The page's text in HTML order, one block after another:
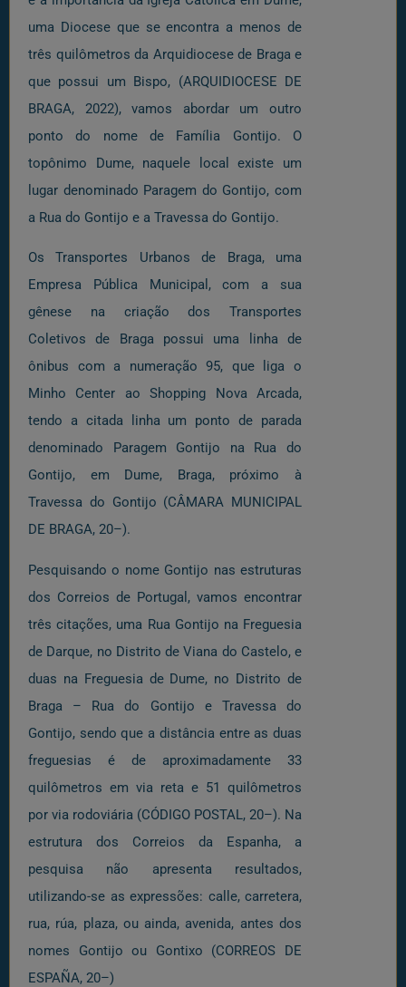
uma Diocese que se encontra a menos de
três quilômetros da Arquidiocese de Braga e
que possui um Bispo, (ARQUIDIOCESE DE
BRAGA, 2022), vamos abordar um outro
ponto do nome de Família Gontijo. O
topônimo Dume, naquele local existe um
lugar denominado Paragem do Gontijo, com
a Rua do Gontijo e a Travessa do Gontijo.
Os Transportes Urbanos de Braga, uma
Empresa Pública Municipal, com a sua
gênese na criação dos Transportes
Coletivos de Braga possui uma linha de
ônibus com a numeração 95, que liga o
Minho Center ao Shopping Nova Arcada,
tendo a citada linha um ponto de parada
denominado Paragem Gontijo na Rua do
Gontijo, em Dume, Braga, próximo à
Travessa do Gontijo (CÂMARA MUNICIPAL
DE BRAGA, 20–).
Pesquisando o nome Gontijo nas estruturas
dos Correios de Portugal, vamos encontrar
três citações, uma Rua Gontijo na Freguesia
de Darque, no Distrito de Viana do Castelo, e
duas na Freguesia de Dume, no Distrito de
Braga – Rua do Gontijo e Travessa do
Gontijo, sendo que a distância entre as duas
freguesias é de aproximadamente 33
quilômetros em via reta e 51 quilômetros
por via rodoviária (CÓDIGO POSTAL, 20–). Na
estrutura dos Correios da Espanha, a
pesquisa não apresenta resultados,
utilizando-se as expressões: calle, carretera,
rua, rúa, plaza, ou ainda, avenida, antes dos
nomes Gontijo ou Gontixo (CORREOS DE
ESPAÑA, 20–)